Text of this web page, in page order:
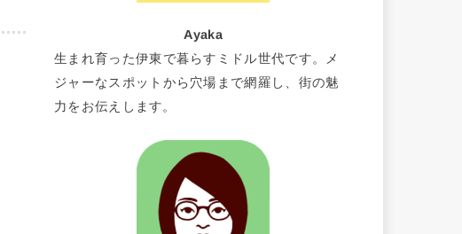
Ayaka
生まれ育った伊東で暮らすミドル世代です。メ
ジャーなスポットから穴場まで網羅し、街の魅
力をお伝えします。